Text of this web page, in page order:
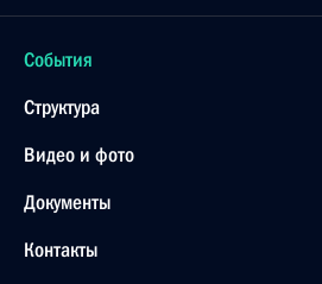
События
Структура
Видео и фото
Документы
Контакты